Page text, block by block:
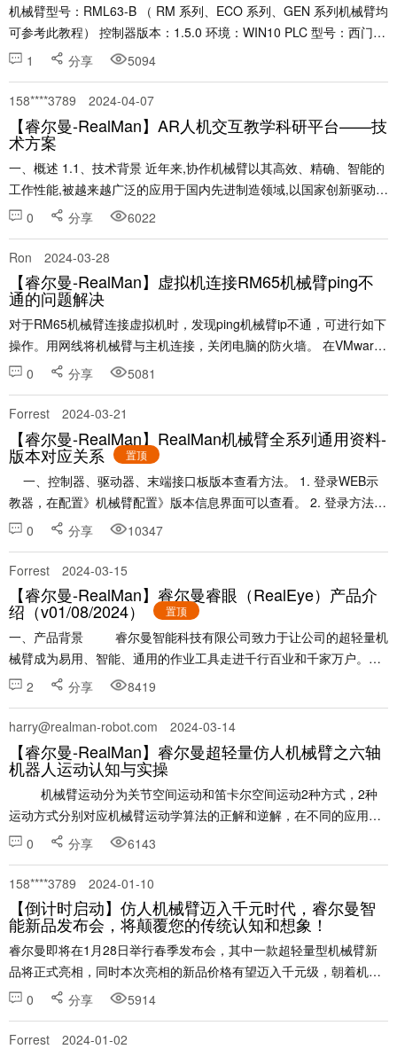
机械臂型号：RML63-B （ RM 系列、ECO 系列、GEN 系列机械臂均
可参考此教程） 控制器版本：1.5.0 环境：WIN10 PLC 型号：西门子
1200 一、登录 WEB 示教器 参考链接： 睿尔曼机器人快速使......
1 分享 5094
158****3789 2024-04-07
【睿尔曼-RealMan】AR人机交互教学科研平台——技
术方案
一、概述 1.1、技术背景 近年来,协作机械臂以其高效、精确、智能的
工作性能,被越来越广泛的应用于国内先进制造领域,以国家创新驱动发
展战略为引领,我国的协作机械臂市场已经步入繁荣发展的时期。在这
0 分享 6022
Ron 2024-03-28
【睿尔曼-RealMan】虚拟机连接RM65机械臂ping不
通的问题解决
对于RM65机械臂连接虚拟机时，发现ping机械臂ip不通，可进行如下
操作。用网线将机械臂与主机连接，关闭电脑的防火墙。 在VMware
Workstation进行如下配置，虚拟机-设置-网络适配器-桥接模式，将虚
0 分享 5081
Forrest 2024-03-21
【睿尔曼-RealMan】RealMan机械臂全系列通用资料-
版本对应关系 置顶
教器，在配置》机械臂配置》版本信息界面可以查看。 2. 登录方法可
以参考：睿尔曼机器人快速使用手册V1.5 - 睿尔曼智能论坛 (r......
0 分享 10347
Forrest 2024-03-15
【睿尔曼-RealMan】睿尔曼睿眼（RealEye）产品介
绍（v01/08/2024） 置顶
一、产品背景 睿尔曼智能科技有限公司致力于让公司的超轻量机
械臂成为易用、智能、通用的作业工具走进千行百业和千家万户。为
此，公司开发了一套机......
2 分享 8419
harry@realman-robot.com 2024-03-14
【睿尔曼-RealMan】睿尔曼超轻量仿人机械臂之六轴
机器人运动认知与实操
​ 机械臂运动分为关节空间运动和笛卡尔空间运动2种方式，2种
运动方式分别对应机械臂运动学算法的正解和逆解，在不同的应用场
景下可以使用不同的......
0 分享 6143
158****3789 2024-01-10
【倒计时启动】仿人机械臂迈入千元时代，睿尔曼智
能新品发布会，将颠覆您的传统认知和想象！
​​睿尔曼即将在1月28日举行春季发布会，其中一款超轻量型机械臂新
品将正式亮相，同时本次亮相的新品价格有望迈入千元级，朝着机器
人走进千家万户迈出一大步。 睿尔曼本次即将亮相的新品共有三款，
0 分享 5914
Forrest 2024-01-02